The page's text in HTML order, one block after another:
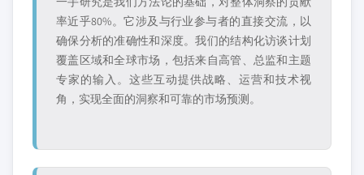
率近乎80%。它涉及与行业参与者的直接交流，以
确保分析的准确性和深度。我们的结构化访谈计划
覆盖区域和全球市场，包括来自高管、总监和主题
专家的输入。这些互动提供战略、运营和技术视
角，实现全面的洞察和可靠的市场预测。